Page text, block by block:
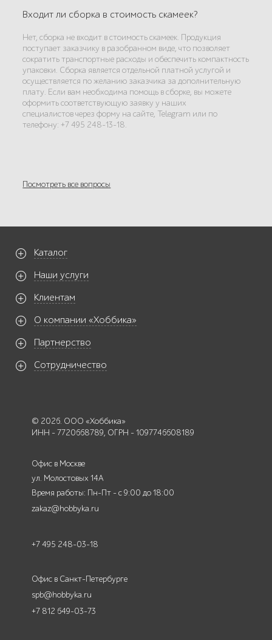
Входит ли сборка в стоимость скамеек?
Нет, сборка не входит в стоимость скамеек. Продукция
поступает заказчику в разобранном виде, что позволяет
сократить транспортные расходы и обеспечить компактность
упаковки. Сборка является отдельной платной услугой и
осуществляется по желанию заказчика за дополнительную
плату. Если вам необходима помощь в сборке, вы можете
оформить соответствующую заявку у наших
специалистов через форму на сайте, Telegram или по
телефону: +7 495 248-13-18.
Посмотреть все вопросы
Каталог
Наши услуги
Клиентам
О компании «Хоббика»
Партнерство
Сотрудничество
© 2026. ООО «Хоббика»
ИНН - 7720668789, ОГРН - 1097746608189
Офис в Москве
ул. Молостовых 14А
Время работы: Пн-Пт - с 9:00 до 18:00
zakaz@hobbyka.ru
+7 495 248-03-18
Офис в Санкт-Петербурге
spb@hobbyka.ru
+7 812 649-03-73